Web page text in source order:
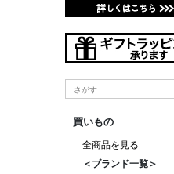
買いもの
全商品を見る
＜ブランド一覧＞